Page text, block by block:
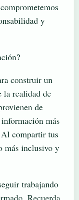
y
construir un
la realidad de
de
más
compartir tus
más inclusivo y
trabajando
Recuerda,